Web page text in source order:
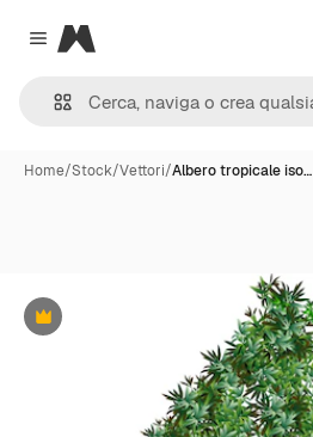
Close menu
Magnific
Home/Stock/Vettori/Albero tropicale iso…
Premium